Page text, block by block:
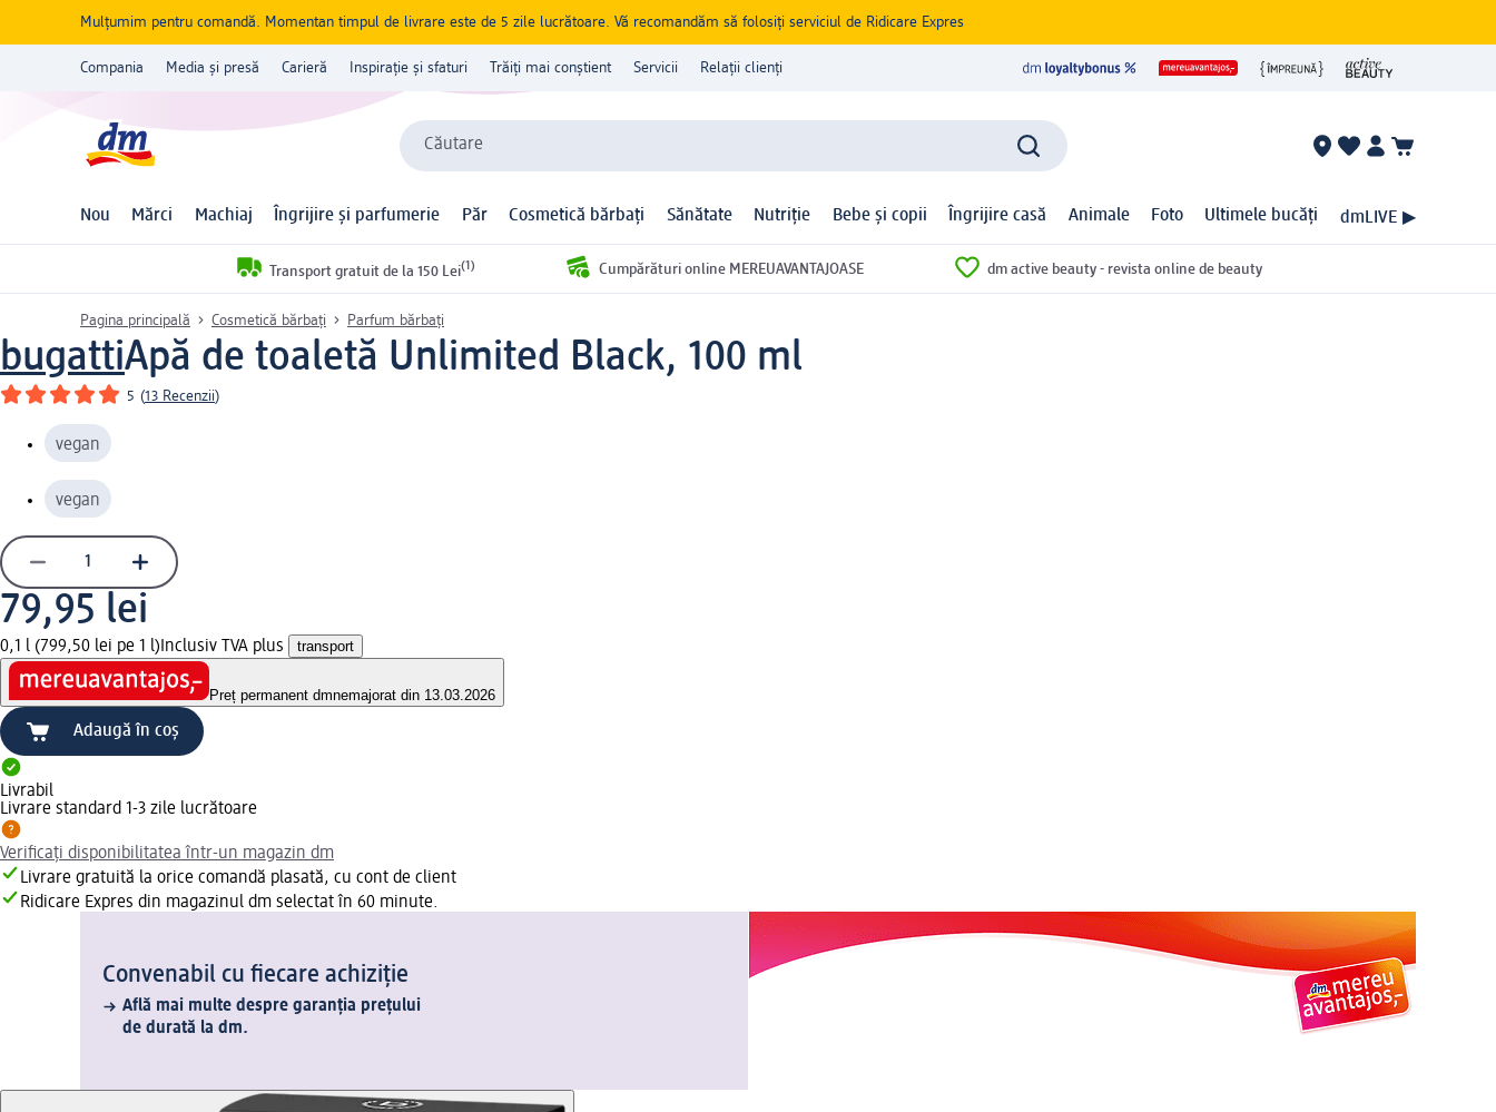
Mulțumim pentru comandă. Momentan timpul de livrare este de 5 zile lucrătoare. Vă recomandăm să folosiți serviciul de Ridicare Expres
Compania Media și presă Carieră Inspirație și sfaturi Trăiți mai conștient Servicii Relații clienți
Căutare
Nou Mărci Machiaj Îngrijire și parfumerie Păr Cosmetică bărbați Sănătate Nutriție Bebe și copii Îngrijire casă Animale Foto Ultimele bucăți dmLIVE ▶
Transport gratuit de la 150 Lei(1) Cumpărături online MEREUAVANTAJOASE dm active beauty - revista online de beauty
Pagina principală Cosmetică bărbați Parfum bărbaţi
bugattiApă de toaletă Unlimited Black, 100 ml
5 (13 Recenzii)
vegan
vegan
79,95 lei
0,1 l (799,50 lei pe 1 l) Inclusiv TVA plus transport
Preț permanent dmnemajorat din 13.03.2026
Adaugă în coș
Livrabil
Livrare standard 1-3 zile lucrătoare
Verificați disponibilitatea într-un magazin dm
Livrare gratuită la orice comandă plasată, cu cont de client
Ridicare Expres din magazinul dm selectat în 60 minute.
Convenabil cu fiecare achiziție
Află mai multe despre garanția prețului
de durată la dm.